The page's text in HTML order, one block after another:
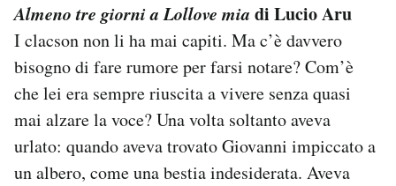
Almeno tre giorni a Lollove mia di Lucio Aru
I clacson non li ha mai capiti. Ma c’è davvero
bisogno di fare rumore per farsi notare? Com’è
che lei era sempre riuscita a vivere senza quasi
mai alzare la voce? Una volta soltanto aveva
urlato: quando aveva trovato Giovanni impiccato a
un albero, come una bestia indesiderata. Aveva